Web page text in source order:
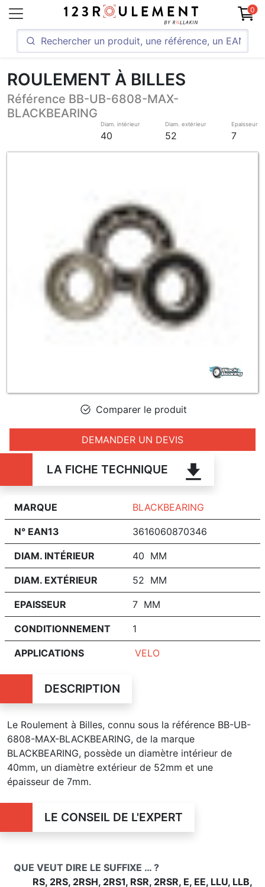
0
ROULEMENT À BILLES
Référence BB-UB-6808-MAX-
BLACKBEARING
Diam. intérieur
40
Diam. extérieur
52
Epaisseur
7
Comparer le produit
DEMANDER UN DEVIS
LA FICHE TECHNIQUE
MARQUE BLACKBEARING
N° EAN13 3616060870346
DIAM. INTÉRIEUR 40 MM
DIAM. EXTÉRIEUR 52 MM
EPAISSEUR 7 MM
CONDITIONNEMENT 1
APPLICATIONS VELO
DESCRIPTION
Le Roulement à Billes, connu sous la référence BB-UB-
6808-MAX-BLACKBEARING, de la marque
BLACKBEARING, possède un diamètre intérieur de
40mm, un diamètre extérieur de 52mm et une
épaisseur de 7mm.
LE CONSEIL DE L'EXPERT
QUE VEUT DIRE LE SUFFIXE … ?
RS, 2RS, 2RSH, 2RS1, RSR, 2RSR, E, EE, LLU, LLB,